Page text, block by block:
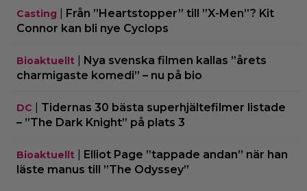
Casting
Från ”Heartstopper” till ”X-Men”? Kit
Connor kan bli nye Cyclops
Bioaktuellt
Nya svenska filmen kallas ”årets
charmigaste komedi” – nu på bio
DC
Tidernas 30 bästa superhjältefilmer listade
– ”The Dark Knight” på plats 3
Bioaktuellt
Elliot Page ”tappade andan” när han
läste manus till ”The Odyssey”